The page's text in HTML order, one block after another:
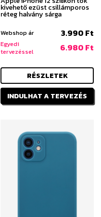
kivehető ezüst csillámporos
réteg halvány sárga
Webshop ár 3.990 Ft
Egyedi
tervezéssel
6.980 Ft
RÉSZLETEK
INDULHAT A TERVEZÉS